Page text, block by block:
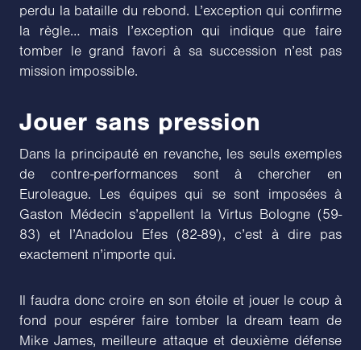
perdu la bataille du rebond. L’exception qui confirme
la règle… mais l’exception qui indique que faire
tomber le grand favori à sa succession n’est pas
mission impossible.
Jouer sans pression
Dans la principauté en revanche, les seuls exemples
de contre-performances sont à chercher en
Euroleague. Les équipes qui se sont imposées à
Gaston Médecin s’appellent la Virtus Bologne (59-
83) et l’Anadolou Efes (82-89), c’est à dire pas
exactement n’importe qui.
Il faudra donc croire en son étoile et jouer le coup à
fond pour espérer faire tomber la dream team de
Mike James, meilleure attaque et deuxième défense